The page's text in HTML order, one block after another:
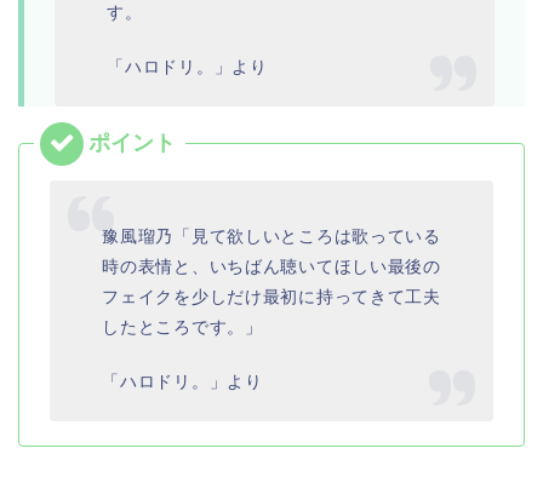
す。
「ハロドリ。」より
豫風瑠乃「見て欲しいところは歌っている
時の表情と、いちばん聴いてほしい最後の
フェイクを少しだけ最初に持ってきて工夫
したところです。」
「ハロドリ。」より